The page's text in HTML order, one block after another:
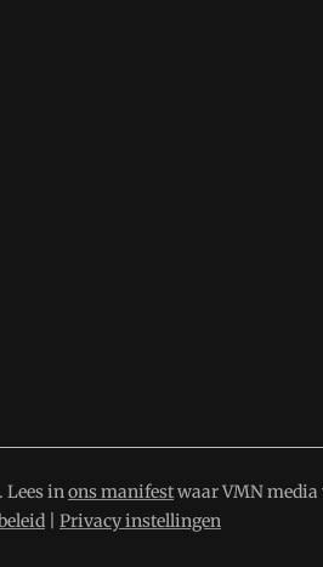
Lees inons manifestwaar VMN media
Privacy instellingen